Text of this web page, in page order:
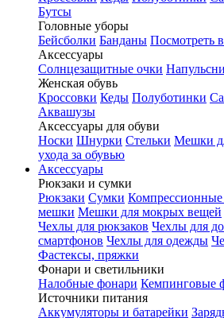
Бутсы
Головные уборы
Бейсболки Банданы Посмотреть
Аксессуары
Солнцезащитные очки
Женская обувь
Кроссовки Кеды Полуботинки
Аквашузы
Аксессуары для обуви
Носки Шнурки Стельки Мешки
ухода за обувью
Аксессуары
Рюкзаки и сумки
Рюкзаки Сумки
мешки Мешки для мокрых вещей
Чехлы для рюкзаков Чехлы для
смартфонов Чехлы для одежды
Фастексы, пряжки
Фонари и светильники
Налобные фонари Кемпинговые
Источники питания
Аккумуляторы и батарейки